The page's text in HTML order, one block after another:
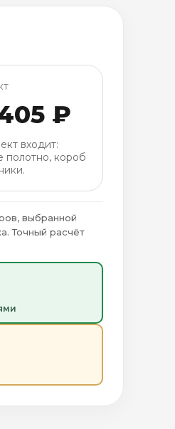
₽
входит:
полотно, короб
выбранной
Точный расчёт